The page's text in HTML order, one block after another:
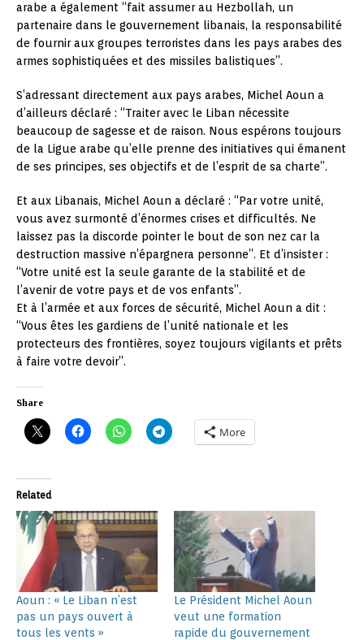
arabe a également “fait assumer au Hezbollah, un
partenaire dans le gouvernement libanais, la responsabilité
de fournir aux groupes terroristes dans les pays arabes des
armes sophistiquées et des missiles balistiques”.
S’adressant directement aux pays arabes, Michel Aoun a
d’ailleurs déclaré : “Traiter avec le Liban nécessite
beaucoup de sagesse et de raison. Nous espérons toujours
de la Ligue arabe qu’elle prenne des initiatives qui émanent
de ses principes, ses objectifs et de l’esprit de sa charte”.
Et aux Libanais, Michel Aoun a déclaré : “Par votre unité,
vous avez surmonté d’énormes crises et difficultés. Ne
laissez pas la discorde pointer le bout de son nez car la
destruction massive n’épargnera personne”. Et d’insister :
“Votre unité est la seule garante de la stabilité et de
l’avenir de votre pays et de vos enfants”.
Et à l’armée et aux forces de sécurité, Michel Aoun a dit :
“Vous êtes les gardiens de l’unité nationale et les
protecteurs des frontières, soyez toujours vigilants et prêts
à faire votre devoir”.
Share
More
Related
Aoun : « Le Liban n’est
pas un pays ouvert à
tous les vents »
Le Président Michel Aoun
veut une formation
rapide du gouvernement